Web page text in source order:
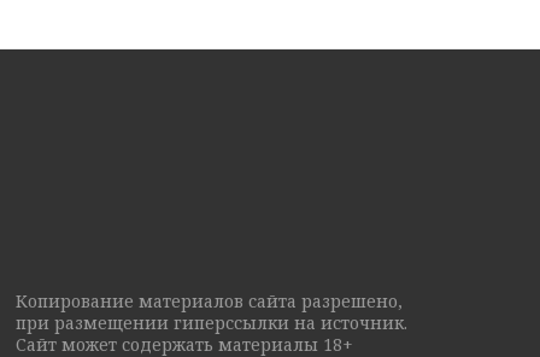
Копирование материалов сайта разрешено,
при размещении гиперссылки на источник.
Сайт может содержать материалы 18+